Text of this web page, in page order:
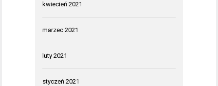
kwiecień 2021
marzec 2021
luty 2021
styczeń 2021